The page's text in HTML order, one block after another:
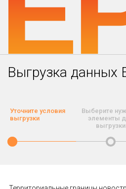
Выгрузка данных
Уточните условия
выгрузки
Выберите
элементы
выгрузки